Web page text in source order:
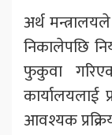
अर्थ
निकालेपछि
फुकुवा
कार्यालयलाई
आवश्यक